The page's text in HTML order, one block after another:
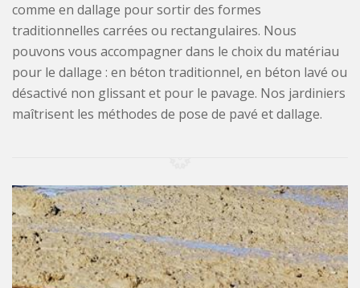
comme en dallage pour sortir des formes
traditionnelles carrées ou rectangulaires. Nous
pouvons vous accompagner dans le choix du matériau
pour le dallage : en béton traditionnel, en béton lavé ou
désactivé non glissant et pour le pavage. Nos jardiniers
maîtrisent les méthodes de pose de pavé et dallage.